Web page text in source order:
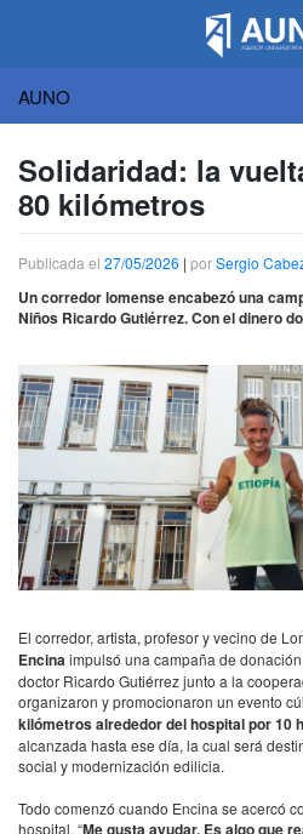
AUNO
contenido
Solidaridad: la
80 kilómetros
Publicada el 27/05/2026 | porSergio
Un corredor lomense encabezó una
Niños Ricardo Gutiérrez. Con el dinero
El corredor, artista, profesor y vecino de
Encinaimpulsó una campaña de
doctor Ricardo Gutiérrez junto a la
organizaron y promocionaron un evento
kilómetros alrededor del hospital por 10
alcanzada hasta ese día, la cual será
social y modernización edilicia.
Todo comenzó cuando Encina se acercó
hospital. “Me gusta ayudar. Es algo que